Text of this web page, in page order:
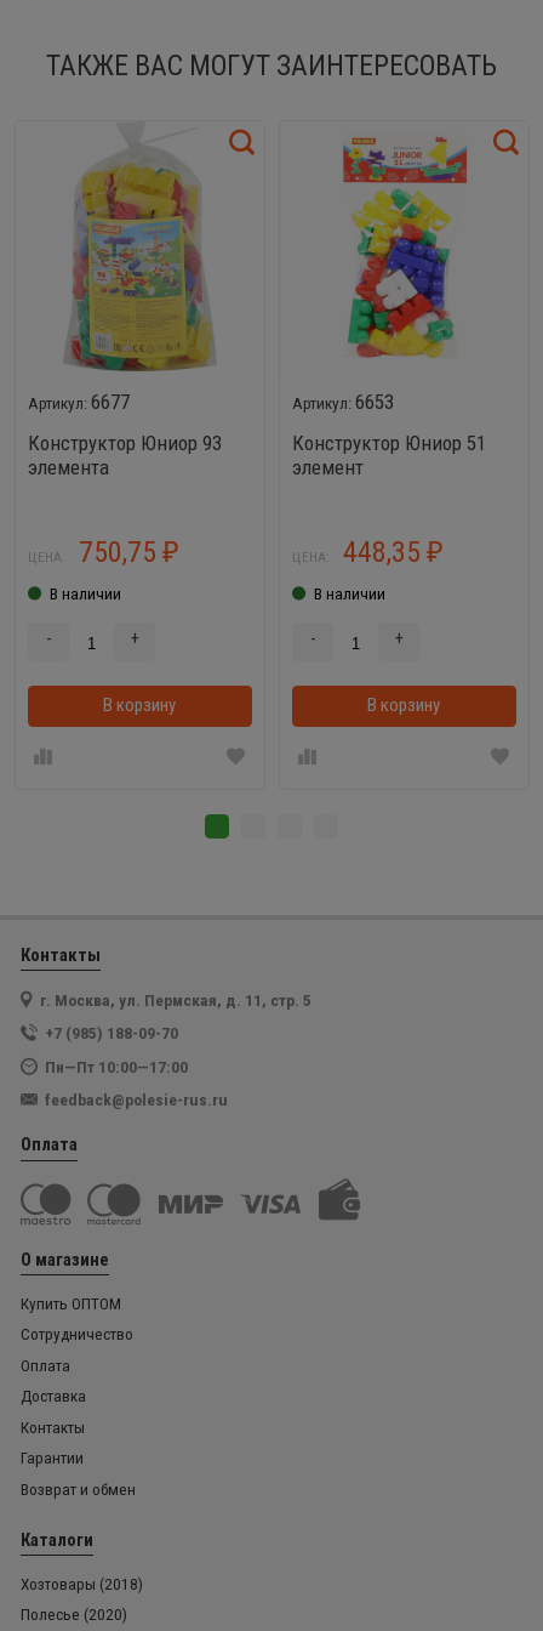
ТАКЖЕ ВАС МОГУТ ЗАИНТЕРЕСОВАТЬ
6677
Конструктор Юниор 93
элемента
ЦЕНА: 750,75 ₽
В наличии
- +
В корзину В корзинке
6653
Конструктор Юниор 51
элемент
ЦЕНА: 448,35 ₽
В наличии
- +
В корзину
Контакты
г. Москва, ул. Пермская, д. 11, стр. 5
+7 (985) 188-09-70
Пн—Пт 10:00—17:00
feedback@polesie-rus.ru
Оплата
О магазине
Купить ОПТОМ
Сотрудничество
Оплата
Доставка
Контакты
Гарантии
Возврат и обмен
Каталоги
Хозтовары (2018)
Полесье (2020)